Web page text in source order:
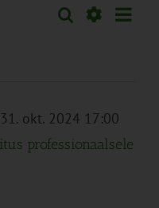
Sündmused
Navigation
Otsi Päev
31. okt. 2024 17:00
professionaalsele